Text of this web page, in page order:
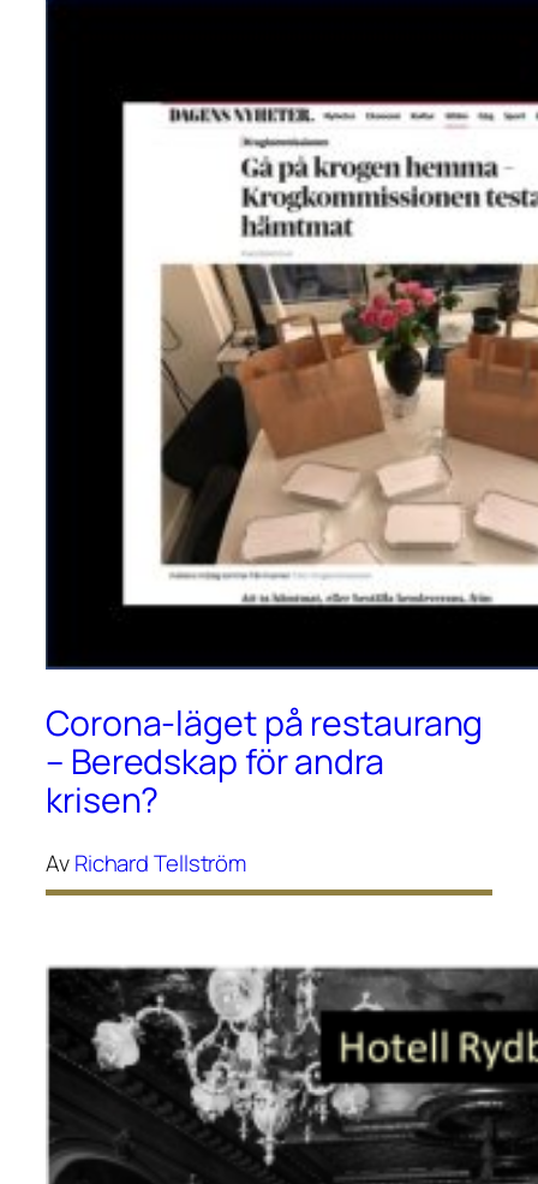
Corona-läget på restaurang
– Beredskap för andra
krisen?
AvRichard Tellström